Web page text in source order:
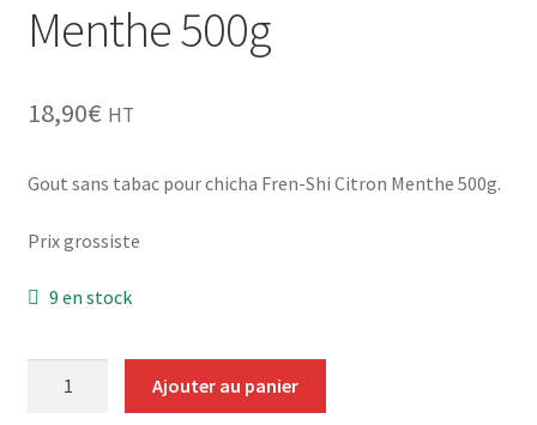
Menthol
CBD, Poppers & Récréatifs
Menthe 500g
18,90€ HT
Gout sans tabac pour chicha Fren-Shi Citron Menthe 500g.
Prix grossiste
9 en stock
Ajouter au panier